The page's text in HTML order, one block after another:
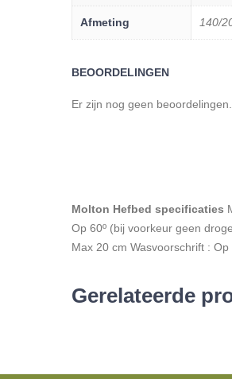
Afmeting 140/
BEOORDELINGEN
Er zijn nog geen beoordelingen.
Molton Hefbed specificaties
Op 60º (bij voorkeur geen
Max 20 cm Wasvoorschrift :
Gerelateerde